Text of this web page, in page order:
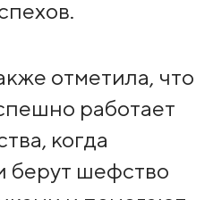
отметила, что
работает
когда
берут шефство